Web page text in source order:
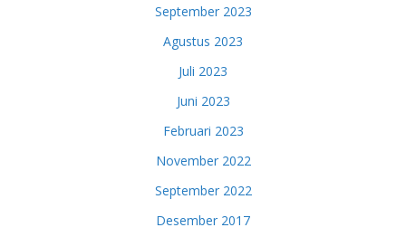
September 2023
Agustus 2023
Juli 2023
Juni 2023
Februari 2023
November 2022
September 2022
Desember 2017